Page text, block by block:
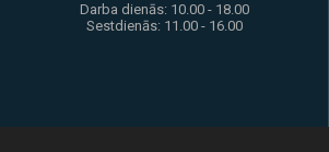
Darba dienās: 10.00 - 18.00
Sestdienās: 11.00 - 16.00